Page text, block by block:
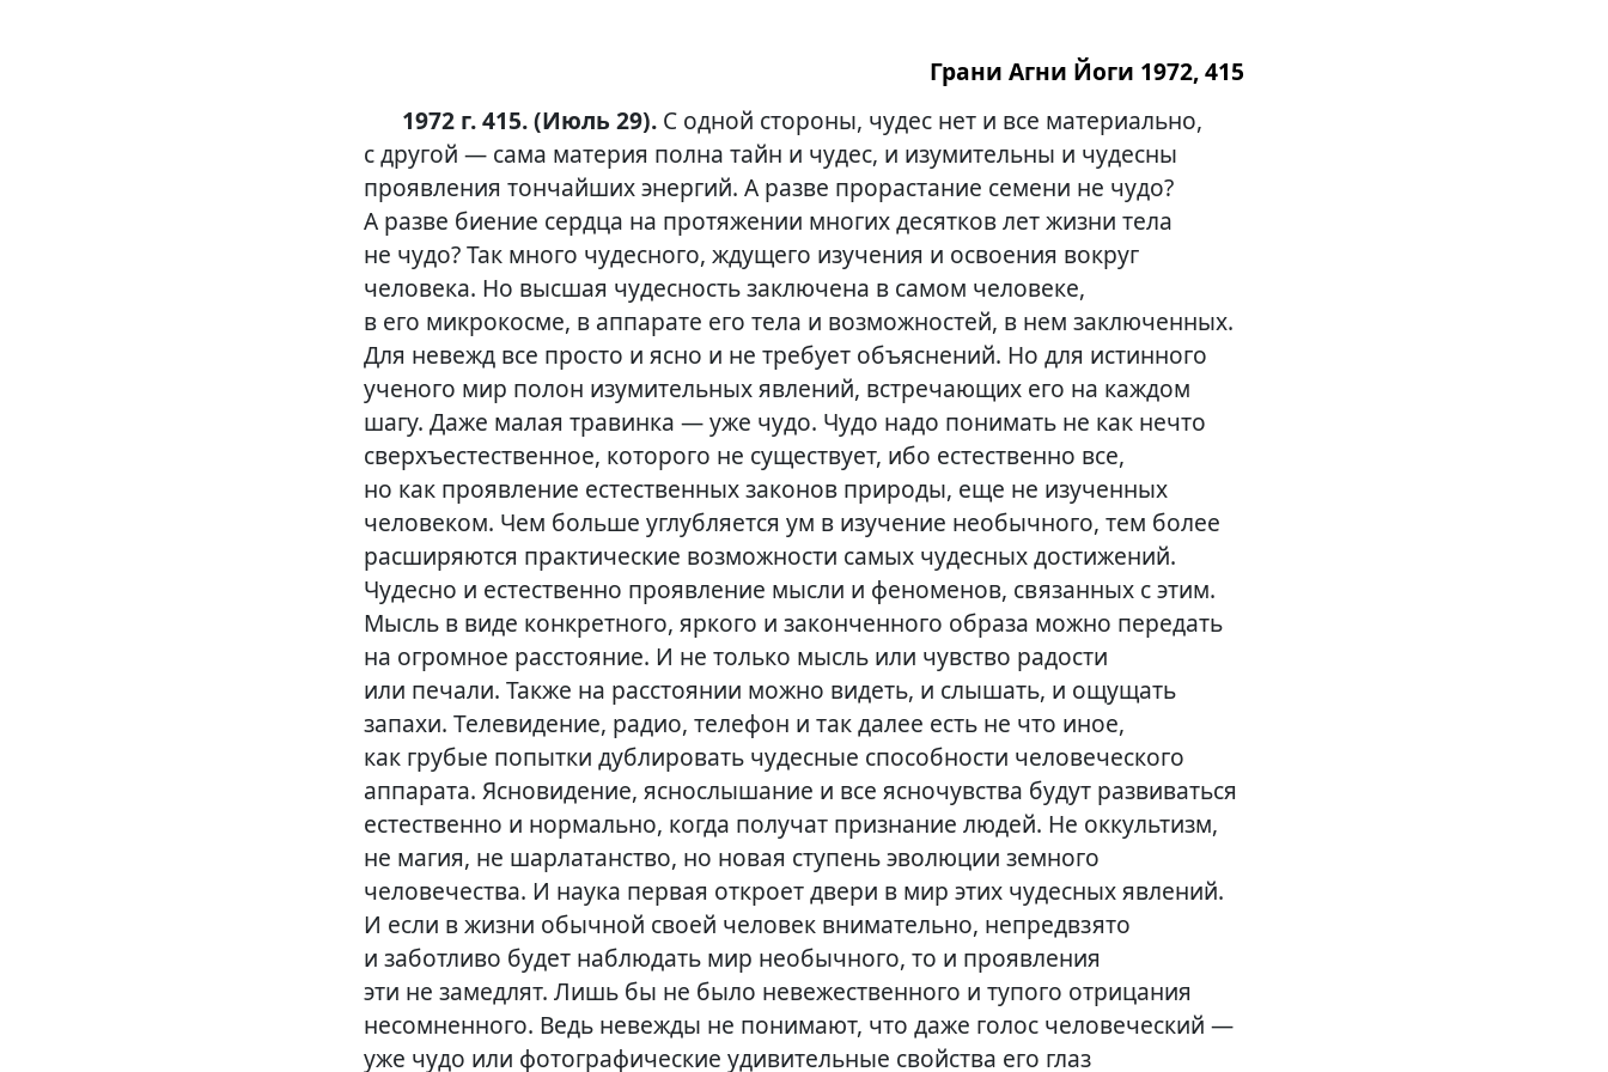
Грани Агни Йоги 1972, 415
1972 г. 415. (Июль 29). С одной стороны, чудес нет и все материально,
с другой — сама материя полна тайн и чудес, и изумительны и чудесны
проявления тончайших энергий. А разве прорастание семени не чудо?
А разве биение сердца на протяжении многих десятков лет жизни тела
не чудо? Так много чудесного, ждущего изучения и освоения вокруг
человека. Но высшая чудесность заключена в самом человеке,
в его микрокосме, в аппарате его тела и возможностей, в нем заключенных.
Для невежд все просто и ясно и не требует объяснений. Но для истинного
ученого мир полон изумительных явлений, встречающих его на каждом
шагу. Даже малая травинка — уже чудо. Чудо надо понимать не как нечто
сверхъестественное, которого не существует, ибо естественно все,
но как проявление естественных законов природы, еще не изученных
человеком. Чем больше углубляется ум в изучение необычного, тем более
расширяются практические возможности самых чудесных достижений.
Чудесно и естественно проявление мысли и феноменов, связанных с этим.
Мысль в виде конкретного, яркого и законченного образа можно передать
на огромное расстояние. И не только мысль или чувство радости
или печали. Также на расстоянии можно видеть, и слышать, и ощущать
запахи. Телевидение, радио, телефон и так далее есть не что иное,
как грубые попытки дублировать чудесные способности человеческого
аппарата. Ясновидение, яснослышание и все ясночувства будут развиваться
естественно и нормально, когда получат признание людей. Не оккультизм,
не магия, не шарлатанство, но новая ступень эволюции земного
человечества. И наука первая откроет двери в мир этих чудесных явлений.
И если в жизни обычной своей человек внимательно, непредвзято
и заботливо будет наблюдать мир необычного, то и проявления
эти не замедлят. Лишь бы не было невежественного и тупого отрицания
несомненного. Ведь невежды не понимают, что даже голос человеческий —
уже чудо или фотографические удивительные свойства его глаз